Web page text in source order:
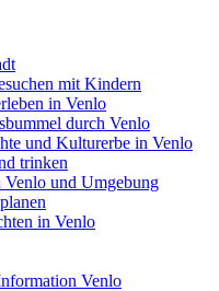
mit Kindern
in Venlo
durch Venlo
und Kulturerbe in Venlo
trinken
Venlo und Umgebung
in Venlo
Venlo